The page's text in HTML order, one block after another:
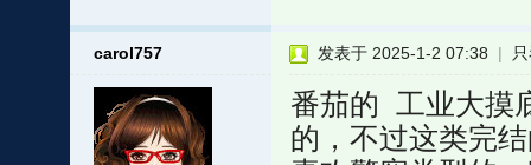
carol757 发表于 2025-1-2 07:38 |
番茄的 工业大摸
的，不过这类完